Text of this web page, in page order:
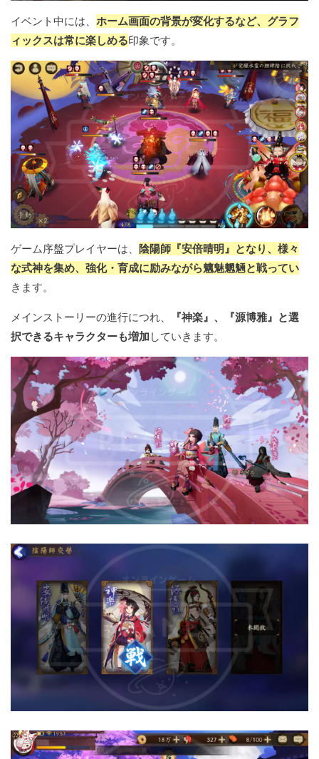
イベント中には、 ホーム画面の背景が変化するなど、グラフ
ィックスは常に楽しめる印象です。
ゲーム序盤プレイヤーは、 陰陽師『安倍晴明』となり、様々
な式神を集め、強化・育成に励みながら魑魅魍魎と戦ってい
きます。
メインストーリーの進行につれ、
『神楽』、『源博雅』と選
択できるキャラクターも増加 していきます。